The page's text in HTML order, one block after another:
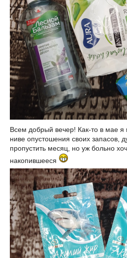
Всем добрый вечер! Как-то в мае я
ниве опустошения своих запасов,
пропустить месяц, но уж больно
накопившееся